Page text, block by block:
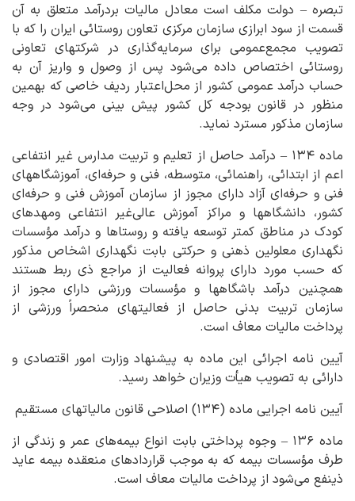
تبصره – ‌دولت مکلف است معادل مالیات بردرآمد متعلق به آن
قسمت از سود ابرازی سازمان مرکزی تعاون روستائی ایران را که با
تصویب مجمع‌عمومی برای سرمایه‌گذاری در شرکتهای تعاونی
روستائی اختصاص داده می‌شود پس از وصول و واریز آن به
حساب درآمد عمومی کشور از محل‌اعتبار ردیف خاصی که بهمین
منظور در قانون بودجه کل کشور پیش‌ بینی می‌شود در وجه
سازمان مذکور مسترد نماید.
ماده ۱۳۴ – درآمد حاصل از تعلیم و تربیت مدارس غیر انتفاعی
اعم از ابتدائی، راهنمائی، متوسطه، فنی و حرفه‌ای، آموزشگاههای
فنی و حرفه‌ای آزاد دارای مجوز از سازمان آموزش فنی و حرفه‌ای
کشور، دانشگاهها و مراکز آموزش عالی‌غیر انتفاعی ومهدهای
کودک در مناطق کمتر توسعه یافته و روستاها و درآمد مؤسسات
نگهداری معلولین ذهنی و حرکتی بابت نگهداری اشخاص مذکور
که حسب مورد دارای پروانه فعالیت از مراجع ذی ‌ربط‌ هستند
همچنین درآمد باشگاهها و مؤسسات ورزشی دارای مجوز از
سازمان تربیت بدنی حاصل از فعالیتهای منحصراً ورزشی از
پرداخت مالیات معاف‌ است.
آیین‌ نامه اجرائی این ماده به پیشنهاد وزارت امور اقتصادی و
دارائی به تصویب هیأت وزیران خواهد رسید.
آیین نامه اجرایی ماده (۱۳۴) اصلاحی قانون مالیاتهای مستقیم
ماده ۱۳۶ – وجوه پرداختی بابت انواع بیمه‌های عمر و زندگی از
طرف مؤسسات بیمه که به موجب قراردادهای منعقده بیمه عاید
ذینفع می‌شود از پرداخت مالیات‌ معاف است.